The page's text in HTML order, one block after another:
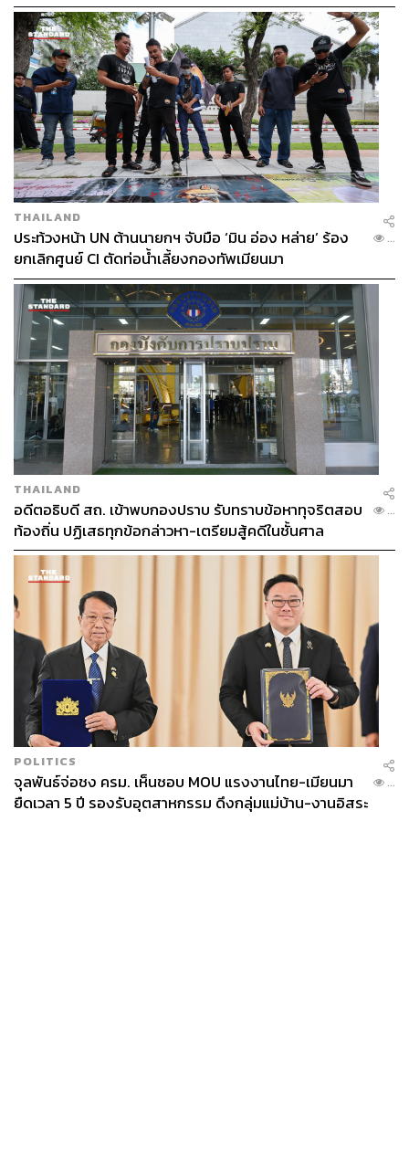
THAILAND
ประท้วงหน้า UN ต้านนายกฯ จับมือ ‘มิน อ่อง หล่าย’ ร้อง
ยกเลิกศูนย์ CI ตัดท่อน้ำเลี้ยงกองทัพเมียนมา
...
THAILAND
อดีตอธิบดี สถ. เข้าพบกองปราบ รับทราบข้อหาทุจริตสอบ
ท้องถิ่น ปฏิเสธทุกข้อกล่าวหา-เตรียมสู้คดีในชั้นศาล
...
POLITICS
จุลพันธ์จ่อชง ครม. เห็นชอบ MOU แรงงานไทย-เมียนมา
ยืดเวลา 5 ปี รองรับอุตสาหกรรม ดึงกลุ่มแม่บ้าน-งานอิสระ
...